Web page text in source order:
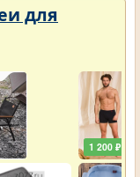
для
1 200 ₽